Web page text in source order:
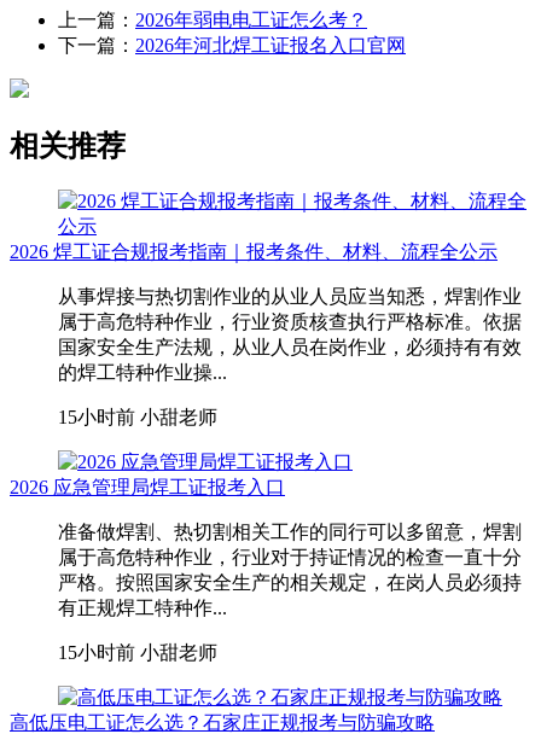
上一篇： 2026年弱电电工证怎么考？
下一篇： 2026年河北焊工证报名入口官网
相关推荐
2026 焊工证合规报考指南｜报考条件、材料、流程全公示
从事焊接与热切割作业的从业人员应当知悉，焊割作业
属于高危特种作业，行业资质核查执行严格标准。依据
国家安全生产法规，从业人员在岗作业，必须持有有效
的焊工特种作业操...
15小时前 小甜老师
2026 应急管理局焊工证报考入口
准备做焊割、热切割相关工作的同行可以多留意，焊割
属于高危特种作业，行业对于持证情况的检查一直十分
严格。按照国家安全生产的相关规定，在岗人员必须持
有正规焊工特种作...
15小时前 小甜老师
高低压电工证怎么选？石家庄正规报考与防骗攻略